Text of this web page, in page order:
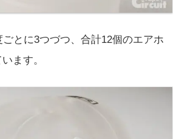
とに3つづつ、合計12個のエアホ
ます。